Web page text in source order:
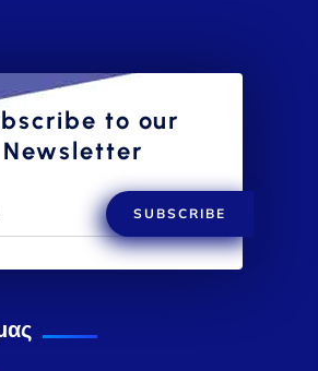
to our
Newsletter
SUBSCRIBE